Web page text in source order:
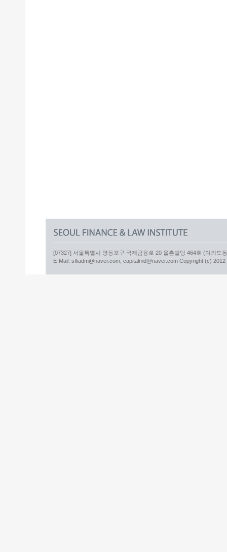
[07327] 서울특별시 영등포구 국제금융로 20 율촌빌딩 464호 (여의도
E-Mail: sfliadm@naver.com, capitalmd@naver.com Copyright (c)